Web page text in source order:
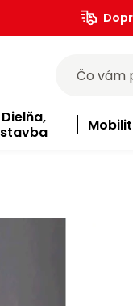
Dielňa,
stavba